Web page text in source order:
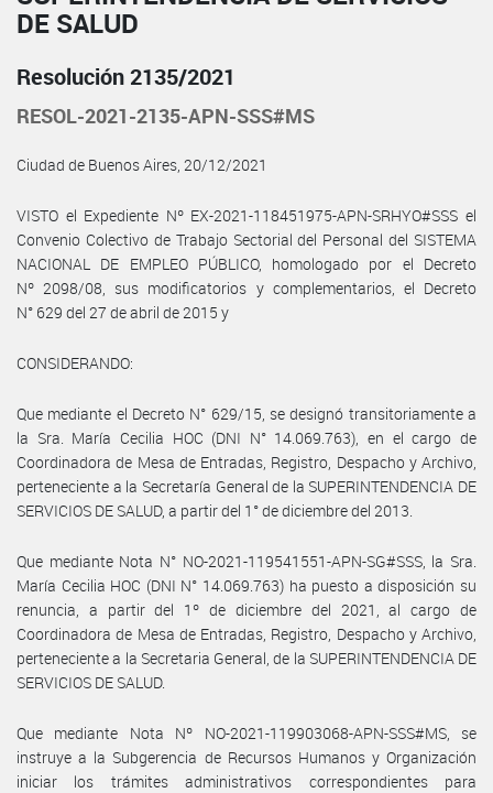
DE SALUD
Resolución 2135/2021
RESOL-2021-2135-APN-SSS#MS
Ciudad de Buenos Aires, 20/12/2021
VISTO el Expediente Nº EX-2021-118451975-APN-SRHYO#SSS el
Convenio Colectivo de Trabajo Sectorial del Personal del SISTEMA
NACIONAL DE EMPLEO PÚBLICO, homologado por el Decreto
Nº 2098/08, sus modificatorios y complementarios, el Decreto
N° 629 del 27 de abril de 2015 y
CONSIDERANDO:
Que mediante el Decreto N° 629/15, se designó transitoriamente a
la Sra. María Cecilia HOC (DNI N° 14.069.763), en el cargo de
Coordinadora de Mesa de Entradas, Registro, Despacho y Archivo,
perteneciente a la Secretaría General de la SUPERINTENDENCIA DE
SERVICIOS DE SALUD, a partir del 1° de diciembre del 2013.
Que mediante Nota N° NO-2021-119541551-APN-SG#SSS, la Sra.
María Cecilia HOC (DNI N° 14.069.763) ha puesto a disposición su
renuncia, a partir del 1º de diciembre del 2021, al cargo de
Coordinadora de Mesa de Entradas, Registro, Despacho y Archivo,
perteneciente a la Secretaria General, de la SUPERINTENDENCIA DE
SERVICIOS DE SALUD.
Que mediante Nota Nº NO-2021-119903068-APN-SSS#MS, se
instruye a la Subgerencia de Recursos Humanos y Organización
iniciar los trámites administrativos correspondientes para